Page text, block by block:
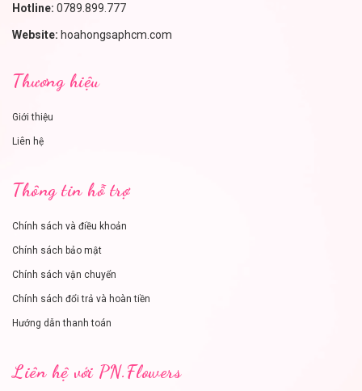
Hotline: 0789.899.777
Website: hoahongsaphcm.com
Thương hiệu
Giới thiệu
Liên hệ
Thông tin hỗ trợ
Chính sách và điều khoản
Chính sách bảo mật
Chính sách vận chuyển
Chính sách đổi trả và hoàn tiền
Hướng dẫn thanh toán
Liên hệ với PN.Flowers